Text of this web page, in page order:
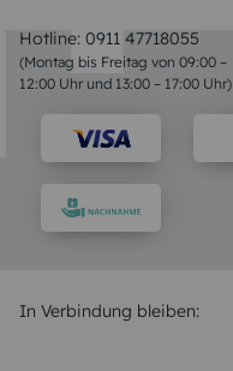
Hotline: 0911 47718055
(Montag bis Freitag von 09:00 –
12:00 Uhr und 13:00 – 17:00 Uhr)
In Verbindung bleiben: